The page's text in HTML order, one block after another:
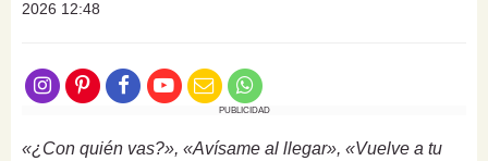
2026 12:48
PUBLICIDAD
«¿Con quién vas?», «Avísame al llegar», «Vuelve a tu